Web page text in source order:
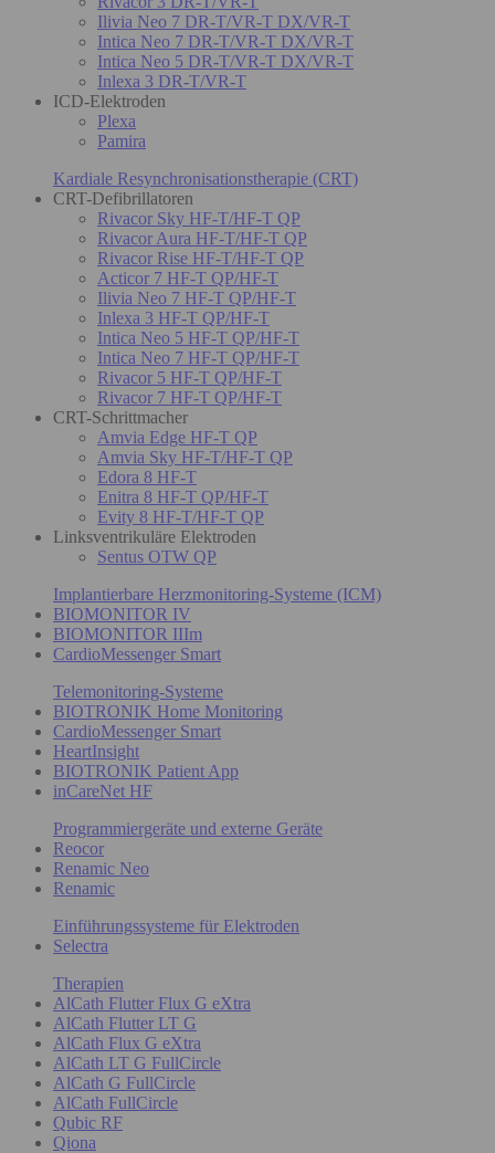
Ilivia Neo 7 DR-T/VR-T DX/VR-T
Intica Neo 7 DR-T/VR-T DX/VR-T
Intica Neo 5 DR-T/VR-T DX/VR-T
Inlexa 3 DR-T/VR-T
ICD-Elektroden
Plexa
Pamira
Kardiale Resynchronisationstherapie (CRT)
CRT-Defibrillatoren
Rivacor Sky HF-T/HF-T QP
Rivacor Aura HF-T/HF-T QP
Rivacor Rise HF-T/HF-T QP
Acticor 7 HF-T QP/HF-T
Ilivia Neo 7 HF-T QP/HF-T
Inlexa 3 HF-T QP/HF-T
Intica Neo 5 HF-T QP/HF-T
Intica Neo 7 HF-T QP/HF-T
Rivacor 5 HF-T QP/HF-T
Rivacor 7 HF-T QP/HF-T
CRT-Schrittmacher
Amvia Edge HF-T QP
Amvia Sky HF-T/HF-T QP
Edora 8 HF-T
Enitra 8 HF-T QP/HF-T
Evity 8 HF-T/HF-T QP
Linksventrikuläre Elektroden
Sentus OTW QP
Implantierbare Herzmonitoring-Systeme (ICM)
BIOMONITOR IV
BIOMONITOR IIIm
CardioMessenger Smart
Telemonitoring-Systeme
BIOTRONIK Home Monitoring
CardioMessenger Smart
HeartInsight
BIOTRONIK Patient App
inCareNet HF
Programmiergeräte und externe Geräte
Reocor
Renamic Neo
Renamic
Einführungssysteme für Elektroden
Selectra
Therapien
AlCath Flutter Flux G eXtra
AlCath Flutter LT G
AlCath Flux G eXtra
AlCath LT G FullCircle
AlCath G FullCircle
AlCath FullCircle
Qubic RF
Qiona